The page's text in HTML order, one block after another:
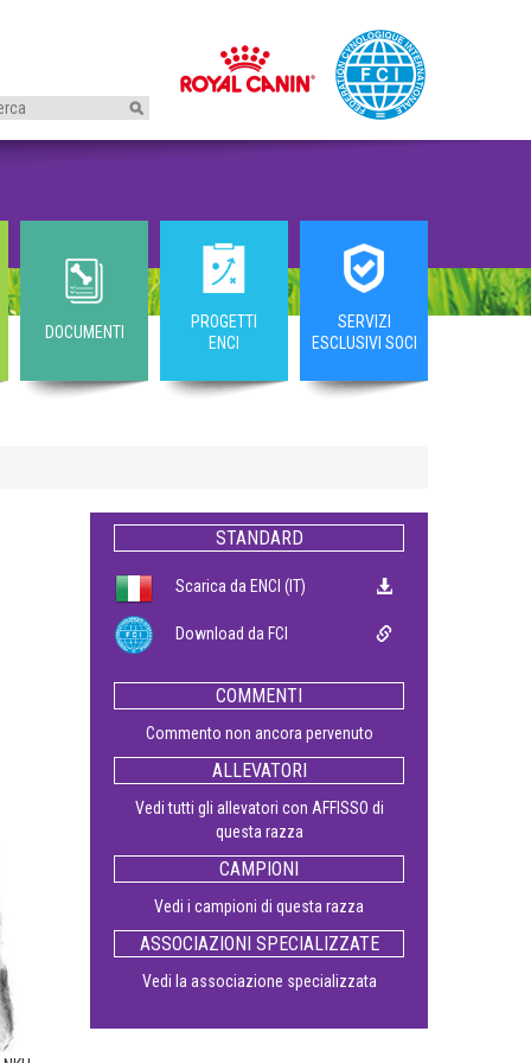
DOCUMENTI
PROGETTI
ENCI
SERVIZI
ESCLUSIVI SOCI
STANDARD
Scarica da ENCI (IT)
Download da FCI
COMMENTI
Commento non ancora pervenuto
ALLEVATORI
Vedi tutti gli allevatori con AFFISSO di
questa razza
CAMPIONI
Vedi i campioni di questa razza
ASSOCIAZIONI SPECIALIZZATE
Vedi la associazione specializzata